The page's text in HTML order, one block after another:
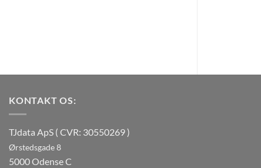
KONTAKT OS:
TJdata ApS ( CVR: 30550269 )
Ørstedsgade 8
5000 Odense C